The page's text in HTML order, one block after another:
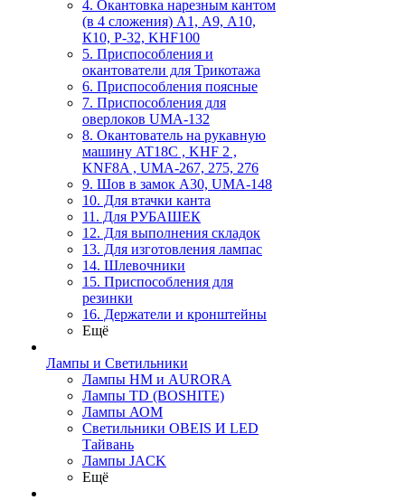
4. Окантовка нарезным кантом
(в 4 сложения) А1, А9, А10,
К10, Р-32, KHF100
5. Приспособления и
окантователи для Трикотажа
6. Приспособления поясные
7. Приспособления для
оверлоков UMA-132
8. Окантователь на рукавную
машину AT18C , KHF 2 ,
KNF8A , UMA-267, 275, 276
9. Шов в замок А30, UMA-148
10. Для втачки канта
11. Для РУБАШЕК
12. Для выполнения складок
13. Для изготовления лампас
14. Шлевочники
15. Приспособления для
резинки
16. Держатели и кронштейны
Ещё
Лампы и Светильники
Лампы HM и AURORA
Лампы TD (BOSHITE)
Лампы АОМ
Светильники OBEIS И LED
Тайвань
Лампы JACK
Ещё